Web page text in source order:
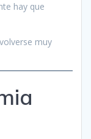
hay que
muy